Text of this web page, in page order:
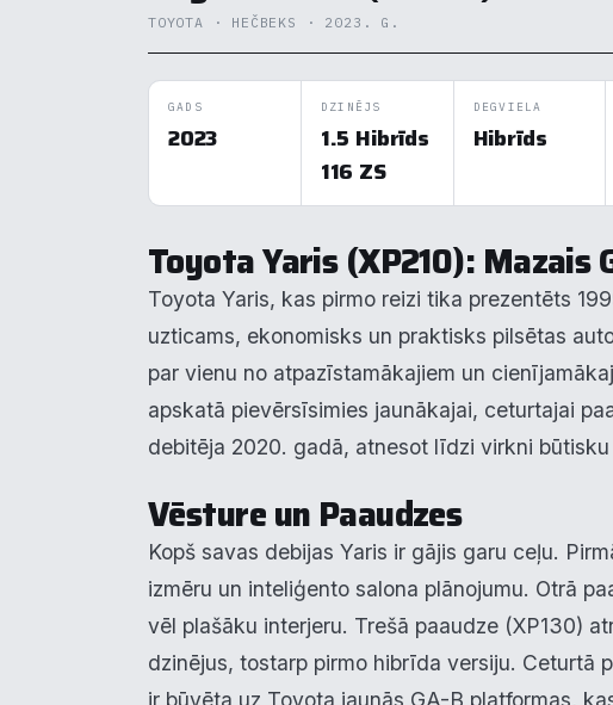
TOYOTA · HEČBEKS · 2023. G.
GADS
2023
DZINĒJS
1.5 Hibrīds
116 ZS
DEGVIELA
Hibrīds
Toyota Yaris (XP210): Mazais
Toyota Yaris, kas pirmo reizi tika prezentēts
uzticams, ekonomisks un praktisks pilsētas
par vienu no atpazīstamākajiem un
apskatā pievērsīsimies jaunākajai, ceturtajai
debitēja 2020. gadā, atnesot līdzi virkni
Vēsture un Paaudzes
Kopš savas debijas Yaris ir gājis garu ceļu.
izmēru un inteliģento salona plānojumu. Otrā
vēl plašāku interjeru. Trešā paaudze (XP130)
dzinējus, tostarp pirmo hibrīda versiju. Ceturtā
ir būvēta uz Toyota jaunās GA-B platformas,